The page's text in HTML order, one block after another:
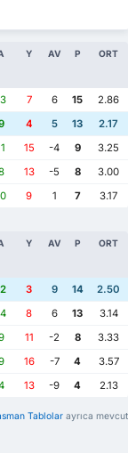
Y AV P ORT
7 6 15
2.86
4 5 13
2.17
15 -4 9
3.25
13 -5 8
3.00
9 1 7 3.17
Y AV P ORT
3 9 14
2.50
8 6 13
3.14
11 -2 8
3.33
16 -7 4
3.57
13 -9 4 2.13
Tablolar ayrıca mevcut